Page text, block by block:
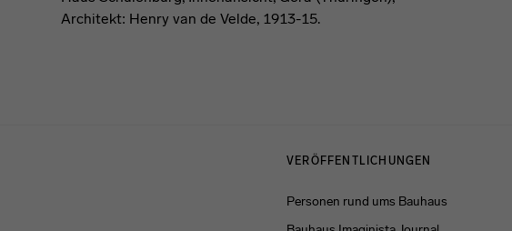
Architekt: Henry van de Velde, 1913-15.
VERÖFFENTLICHUNGEN
Personen rund ums Bauhaus